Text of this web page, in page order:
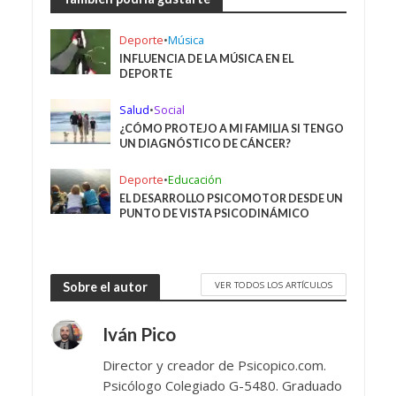
Deporte•Música
INFLUENCIA DE LA MÚSICA EN EL
DEPORTE
Salud•Social
¿CÓMO PROTEJO A MI FAMILIA SI TENGO
UN DIAGNÓSTICO DE CÁNCER?
Deporte•Educación
EL DESARROLLO PSICOMOTOR DESDE UN
PUNTO DE VISTA PSICODINÁMICO
Sobre el autor VER TODOS LOS ARTÍCULOS
Iván Pico
Director y creador de Psicopico.com.
Psicólogo Colegiado G-5480. Graduado